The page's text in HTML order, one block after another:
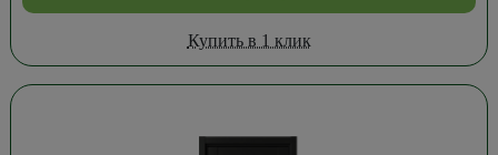
Купить в 1 клик